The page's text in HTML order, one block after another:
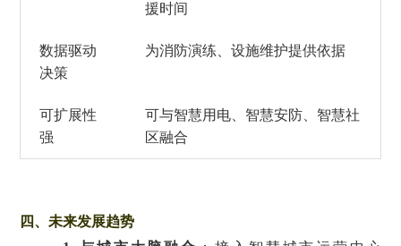
援时间
数据驱动
决策
为消防演练、设施维护提供依据
可扩展性
强
可与智慧用电、智慧安防、智慧社
区融合
四、未来发展趋势